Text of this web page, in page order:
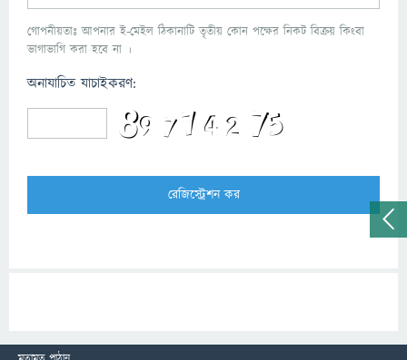
গোপনীয়তাঃ আপনার ই-মেইল ঠিকানাটি তৃতীয় কোন পক্ষের নিকট বিক্রয় কিংবা
ভাগাভাগি করা হবে না ।
অনাযাচিত যাচাইকরণ: